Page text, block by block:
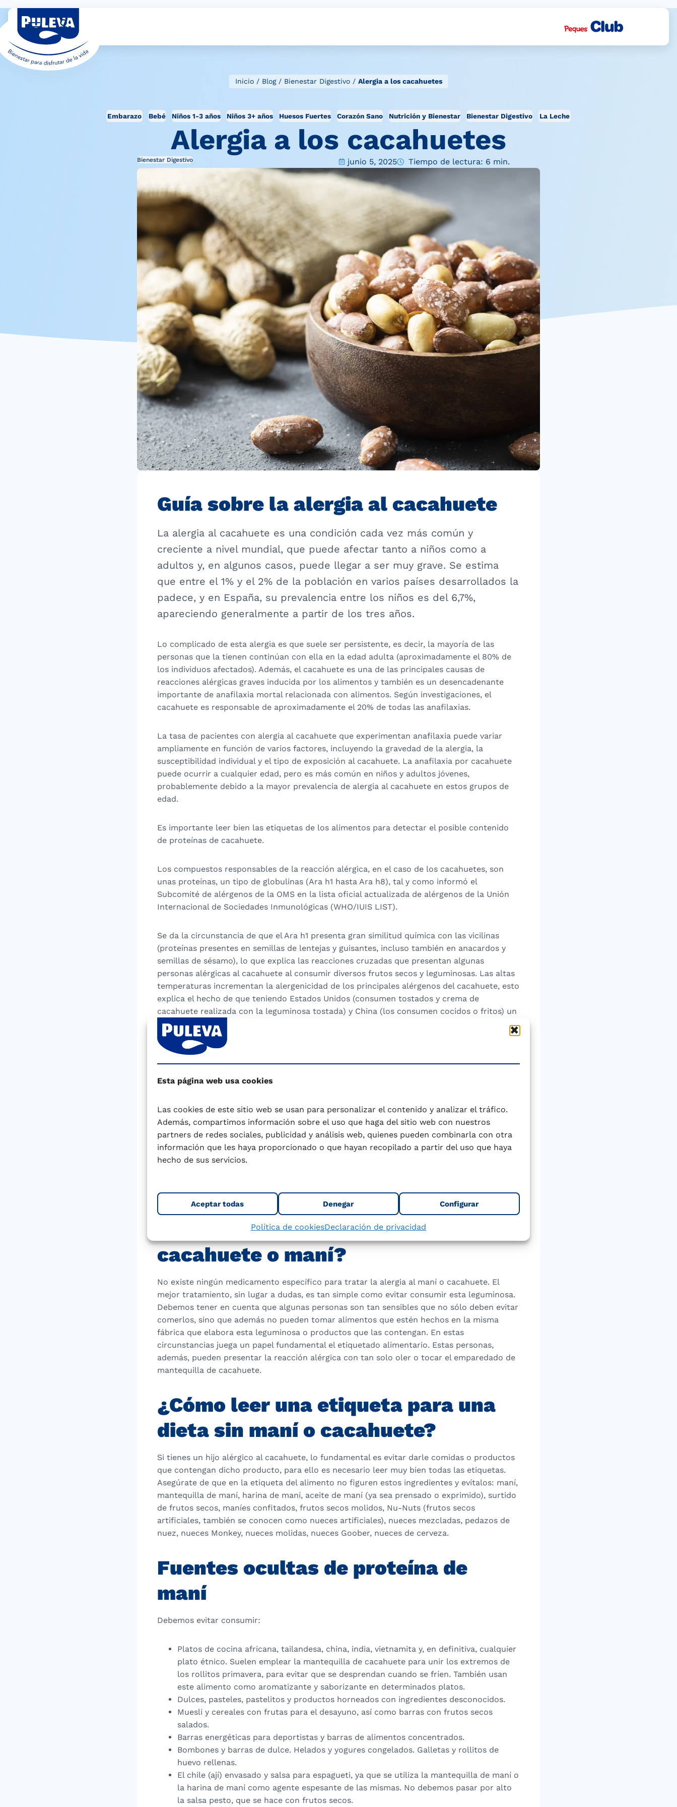
Esta página web usa cookies
Las cookies de este sitio web se usan para personalizar el contenido y analizar el tráfico.
Además, compartimos información sobre el uso que haga del sitio web con nuestros
partners de redes sociales, publicidad y análisis web, quienes pueden combinarla con otra
información que les haya proporcionado o que hayan recopilado a partir del uso que haya
hecho de sus servicios.
Aceptar todas Denegar Configurar
Política de cookiesDeclaración de privacidad
Inicio/ Blog/ Bienestar Digestivo/ Alergia a los cacahuetes
Embarazo Bebé Niños 1-3 años Niños 3+ años Huesos Fuertes Corazón Sano Nutrición y Bienestar Bienestar Digestivo La Leche
Alergia a los cacahuetes
Bienestar Digestivo junio 5, 2025 Tiempo de lectura: 6 min.
Guía sobre la alergia al cacahuete
La alergia al cacahuete es una condición cada vez más común y
creciente a nivel mundial, que puede afectar tanto a niños como a
adultos y, en algunos casos, puede llegar a ser muy grave. Se estima
que entre el 1% y el 2% de la población en varios países desarrollados la
padece, y en España, su prevalencia entre los niños es del 6,7%,
apareciendo generalmente a partir de los tres años.
Lo complicado de esta alergia es que suele ser persistente, es decir, la mayoría de las
personas que la tienen continúan con ella en la edad adulta (aproximadamente el 80% de
los individuos afectados). Además, el cacahuete es una de las principales causas de
reacciones alérgicas graves inducida por los alimentos y también es un desencadenante
importante de anafilaxia mortal relacionada con alimentos. Según investigaciones, el
cacahuete es responsable de aproximadamente el 20% de todas las anafilaxias.
La tasa de pacientes con alergia al cacahuete que experimentan anafilaxia puede variar
ampliamente en función de varios factores, incluyendo la gravedad de la alergia, la
susceptibilidad individual y el tipo de exposición al cacahuete. La anafilaxia por cacahuete
puede ocurrir a cualquier edad, pero es más común en niños y adultos jóvenes,
probablemente debido a la mayor prevalencia de alergia al cacahuete en estos grupos de
edad.
Es importante leer bien las etiquetas de los alimentos para detectar el posible contenido
de proteínas de cacahuete.
Los compuestos responsables de la reacción alérgica, en el caso de los cacahuetes, son
unas proteínas, un tipo de globulinas (Ara h1 hasta Ara h8), tal y como informó el
Subcomité de alérgenos de la OMS en la lista oficial actualizada de alérgenos de la Unión
Internacional de Sociedades Inmunológicas (WHO/IUIS LIST).
Se da la circunstancia de que el Ara h1 presenta gran similitud química con las vicilinas
(proteínas presentes en semillas de lentejas y guisantes, incluso también en anacardos y
semillas de sésamo), lo que explica las reacciones cruzadas que presentan algunas
personas alérgicas al cacahuete al consumir diversos frutos secos y leguminosas. Las altas
temperaturas incrementan la alergenicidad de los principales alérgenos del cacahuete, esto
explica el hecho de que teniendo Estados Unidos (consumen tostados y crema de
cacahuete realizada con la leguminosa tostada) y China (los consumen cocidos o fritos) un
consumo parecido de esta leguminosa, sin embargo, la prevalencia de este tipo de alergia
es muy alta en los primeros mientras que en China es muy rara.
A pesar de que antes se consideraba que esta alergia duraba de por vida, recientes estudios
aclaran que hasta un 20% de los niños que la padecen la superan al llegar a la edad adulta.
garganta. Otros posibles síntomas son brotes de urticaria, eczema, dolores de estómago y
vómitos, ronquera, tos y respiración sibilante.
Hay aproximadamente 1,5 millones de personas alérgicas a los cacahuetes en los Estados
sésamo.
¿Cómo tratar a un alérgico al
cacahuete o maní?
No existe ningún medicamento específico para tratar la alergia al maní o cacahuete. El
mejor tratamiento, sin lugar a dudas, es tan simple como evitar consumir esta leguminosa.
Debemos tener en cuenta que algunas personas son tan sensibles que no sólo deben evitar
comerlos, sino que además no pueden tomar alimentos que estén hechos en la misma
fábrica que elabora esta leguminosa o productos que las contengan. En estas
circunstancias juega un papel fundamental el etiquetado alimentario. Estas personas,
además, pueden presentar la reacción alérgica con tan solo oler o tocar el emparedado de
mantequilla de cacahuete.
¿Cómo leer una etiqueta para una
dieta sin maní o cacahuete?
Si tienes un hijo alérgico al cacahuete, lo fundamental es evitar darle comidas o productos
que contengan dicho producto, para ello es necesario leer muy bien todas las etiquetas.
Asegúrate de que en la etiqueta del alimento no figuren estos ingredientes y evítalos: maní,
mantequilla de maní, harina de maní, aceite de maní (ya sea prensado o exprimido), surtido
de frutos secos, maníes confitados, frutos secos molidos, Nu-Nuts (frutos secos
artificiales, también se conocen como nueces artificiales), nueces mezcladas, pedazos de
nuez, nueces Monkey, nueces molidas, nueces Goober, nueces de cerveza.
Fuentes ocultas de proteína de
maní
Debemos evitar consumir:
Platos de cocina africana, tailandesa, china, india, vietnamita y, en definitiva, cualquier
plato étnico. Suelen emplear la mantequilla de cacahuete para unir los extremos de
los rollitos primavera, para evitar que se desprendan cuando se fríen. También usan
este alimento como aromatizante y saborizante en determinados platos.
Dulces, pasteles, pastelitos y productos horneados con ingredientes desconocidos.
Muesli y cereales con frutas para el desayuno, así como barras con frutos secos
salados.
Barras energéticas para deportistas y barras de alimentos concentrados.
Bombones y barras de dulce. Helados y yogures congelados. Galletas y rollitos de
huevo rellenas.
El chile (ají) envasado y salsa para espagueti, ya que se utiliza la mantequilla de maní o
la harina de maní como agente espesante de las mismas. No debemos pasar por alto
la salsa pesto, que se hace con frutos secos.